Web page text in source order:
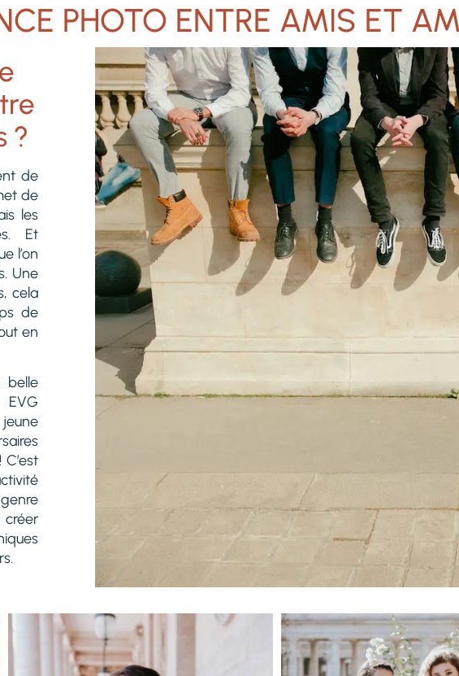
PHOTO ENTRE AMIS ET
?
de
de
les
Et
l’on
Une
cela
de
en
belle
EVG
créer